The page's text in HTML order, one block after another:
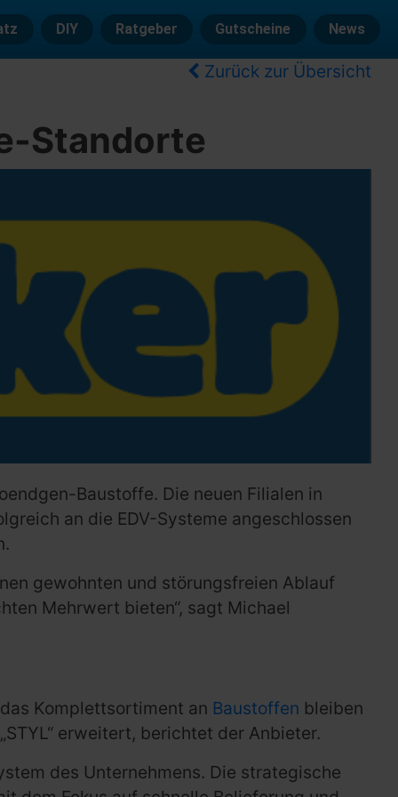
DIY Ratgeber Gutscheine News
Zurück zur Übersicht
Standorte
Baustoffe. Die neuen Filialen in
an die EDV-Systeme angeschlossen
gewohnten und störungsfreien Ablauf
Mehrwert bieten“, sagt Michael
Komplettsortiment an Baustoffen bleiben
erweitert, berichtet der Anbieter.
des Unternehmens. Die strategische